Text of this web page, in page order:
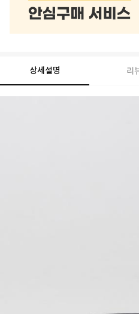
상세설명 리